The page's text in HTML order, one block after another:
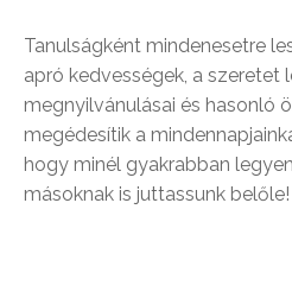
Tanulságként mindenesetre
apró kedvességek, a szeretet
megnyilvánulásai és hasonló
megédesítik a
hogy minél gyakrabban
másoknak is juttassunk belőle!